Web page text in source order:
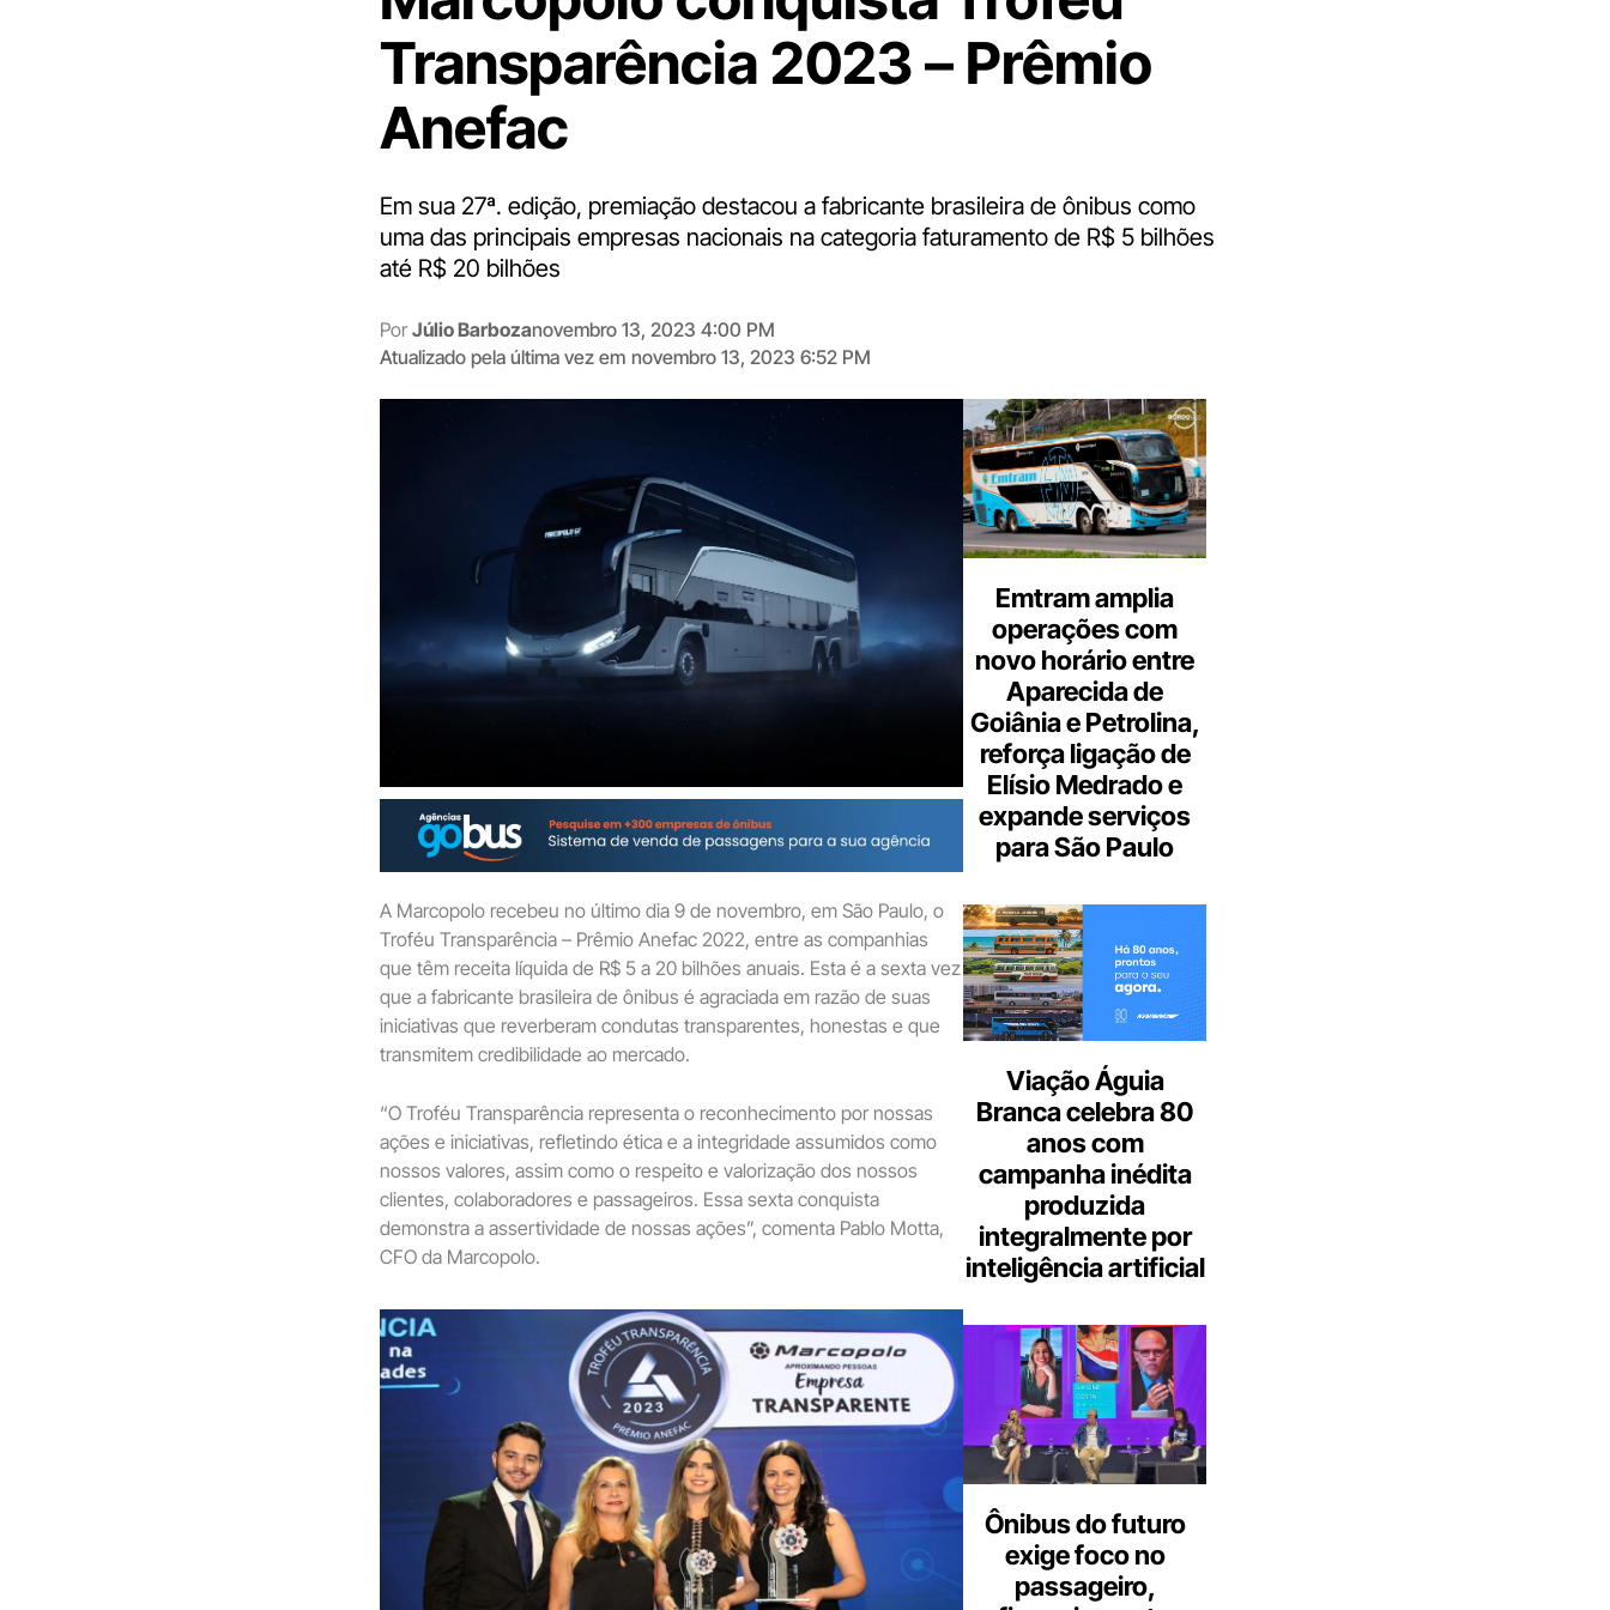
Transparência 2023 – Prêmio
Anefac
Em sua 27ª. edição, premiação destacou a fabricante brasileira de ônibus como
uma das principais empresas nacionais na categoria faturamento de R$ 5 bilhões
até R$ 20 bilhões
Por Júlio Barbozanovembro 13, 2023 4:00 PM
Atualizado pela última vez em novembro 13, 2023 6:52 PM
A Marcopolo recebeu no último dia 9 de novembro, em São Paulo, o
Troféu Transparência – Prêmio Anefac 2022, entre as companhias
que têm receita líquida de R$ 5 a 20 bilhões anuais. Esta é a sexta vez
que a fabricante brasileira de ônibus é agraciada em razão de suas
iniciativas que reverberam condutas transparentes, honestas e que
transmitem credibilidade ao mercado.
“O Troféu Transparência representa o reconhecimento por nossas
ações e iniciativas, refletindo ética e a integridade assumidos como
nossos valores, assim como o respeito e valorização dos nossos
clientes, colaboradores e passageiros. Essa sexta conquista
demonstra a assertividade de nossas ações”, comenta Pablo Motta,
CFO da Marcopolo.
Emtram amplia
operações com
novo horário entre
Aparecida de
Goiânia e Petrolina,
reforça ligação de
Elísio Medrado e
expande serviços
para São Paulo
Viação Águia
Branca celebra 80
anos com
campanha inédita
produzida
integralmente por
inteligência artificial
Ônibus do futuro
exige foco no
passageiro,
Digite
aqui
o
seu
e-
mail